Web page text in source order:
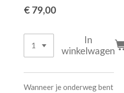
€ 79,00
In
winkelwagen
Wanneer je onderweg bent